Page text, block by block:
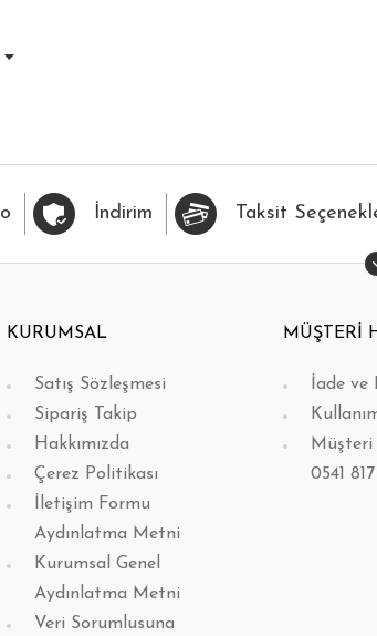
BAK FAVORİLERİME EKLE HIZLI BAK
İndirim Taksit
KURUMSAL
Satış Sözleşmesi
Sipariş Takip
Hakkımızda
Çerez Politikası
İletişim Formu
Aydınlatma Metni
Kurumsal Genel
Aydınlatma Metni
Veri Sorumlusuna
MÜŞTERİ
İade ve
Müşteri
0541